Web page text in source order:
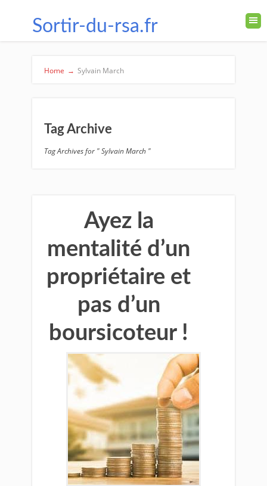
Sortir-du-rsa.fr
Home → Sylvain March
Tag Archive
Tag Archives for " Sylvain March "
Ayez la
mentalité d’un
propriétaire et
pas d’un
boursicoteur !